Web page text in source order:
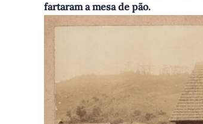
fartaram a mesa de pão.